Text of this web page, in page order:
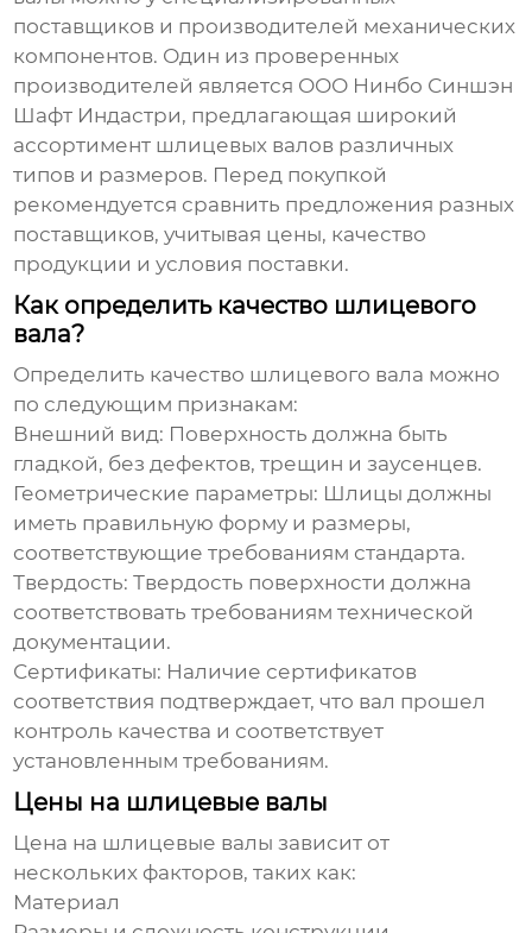
поставщиков и производителей механических
компонентов. Один из проверенных
производителей является ООО Нинбо Синшэн
Шафт Индастри, предлагающая широкий
ассортимент шлицевых валов различных
типов и размеров. Перед покупкой
рекомендуется сравнить предложения разных
поставщиков, учитывая цены, качество
продукции и условия поставки.
Как определить качество шлицевого
вала?
Определить качество шлицевого вала можно
по следующим признакам:
Внешний вид: Поверхность должна быть
гладкой, без дефектов, трещин и заусенцев.
Геометрические параметры: Шлицы должны
иметь правильную форму и размеры,
соответствующие требованиям стандарта.
Твердость: Твердость поверхности должна
соответствовать требованиям технической
документации.
Сертификаты: Наличие сертификатов
соответствия подтверждает, что вал прошел
контроль качества и соответствует
установленным требованиям.
Цены на шлицевые валы
Цена на шлицевые валы зависит от
нескольких факторов, таких как:
Материал